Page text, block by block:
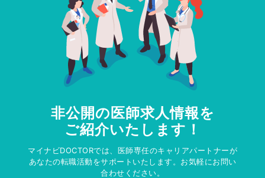
非公開の医師求人情報を
ご紹介いたします！
マイナビDOCTORでは、医師専任のキャリアパートナーが
あなたの転職活動をサポートいたします。お気軽にお問い
合わせください。